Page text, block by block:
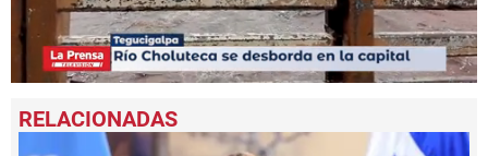
seconds
of